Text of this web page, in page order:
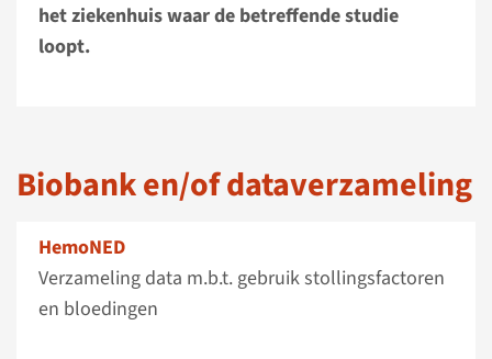
het ziekenhuis waar de betreffende studie
loopt.
Biobank en/of dataverzameling
HemoNED
Verzameling data m.b.t. gebruik stollingsfactoren
en bloedingen